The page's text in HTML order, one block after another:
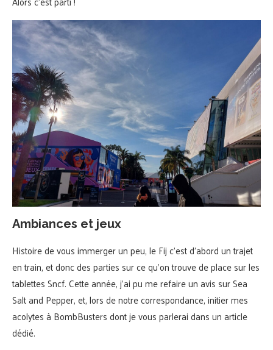
Ambiances et jeux
Histoire de vous immerger un peu, le Fij c’est d’abord un trajet
en train, et donc des parties sur ce qu’on trouve de place sur les
tablettes Sncf. Cette année, j’ai pu me refaire un avis sur Sea
Salt and Pepper, et, lors de notre correspondance, initier mes
acolytes à BombBusters dont je vous parlerai dans un article
dédié.